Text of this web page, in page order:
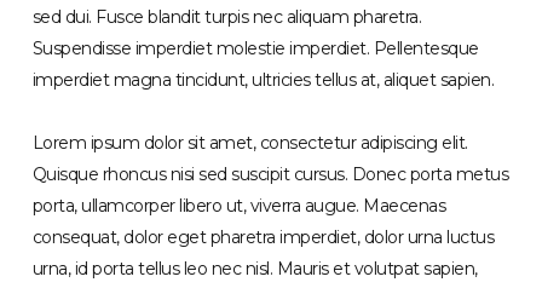
sed dui. Fusce blandit turpis nec aliquam pharetra.
Suspendisse imperdiet molestie imperdiet. Pellentesque
imperdiet magna tincidunt, ultricies tellus at, aliquet sapien.
Lorem ipsum dolor sit amet, consectetur adipiscing elit.
Quisque rhoncus nisi sed suscipit cursus. Donec porta metus
porta, ullamcorper libero ut, viverra augue. Maecenas
consequat, dolor eget pharetra imperdiet, dolor urna luctus
urna, id porta tellus leo nec nisl. Mauris et volutpat sapien,